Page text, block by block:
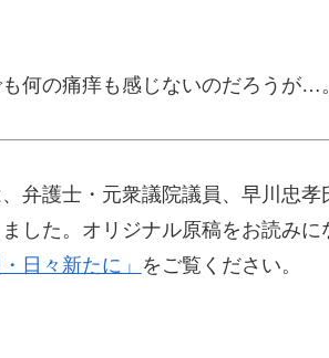
何の痛痒も感じないのだろうが…。
弁護士・元衆議院議員、早川忠
した。オリジナル原稿をお読みに
日々新たに」 をご覧ください。